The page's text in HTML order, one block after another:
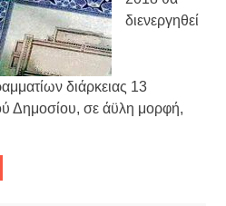
διενεργηθεί
διάρκειας 13
Δημοσίου, σε άϋλη μορφή,